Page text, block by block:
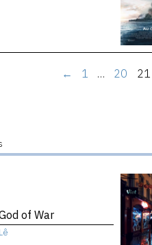
← 1 … 20 21
of War